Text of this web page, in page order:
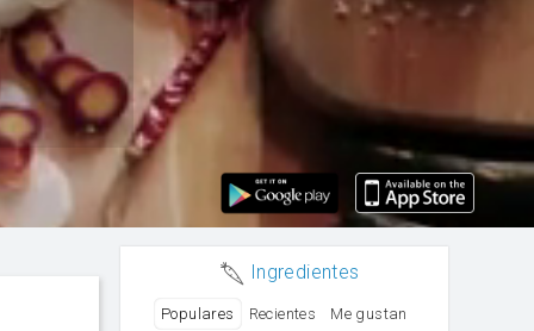
Ingredientes
Populares Recientes Me gustan